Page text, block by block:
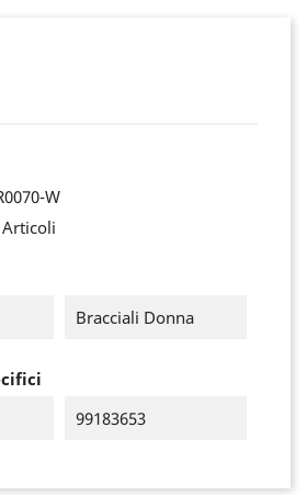
W
Bracciali Donna
99183653